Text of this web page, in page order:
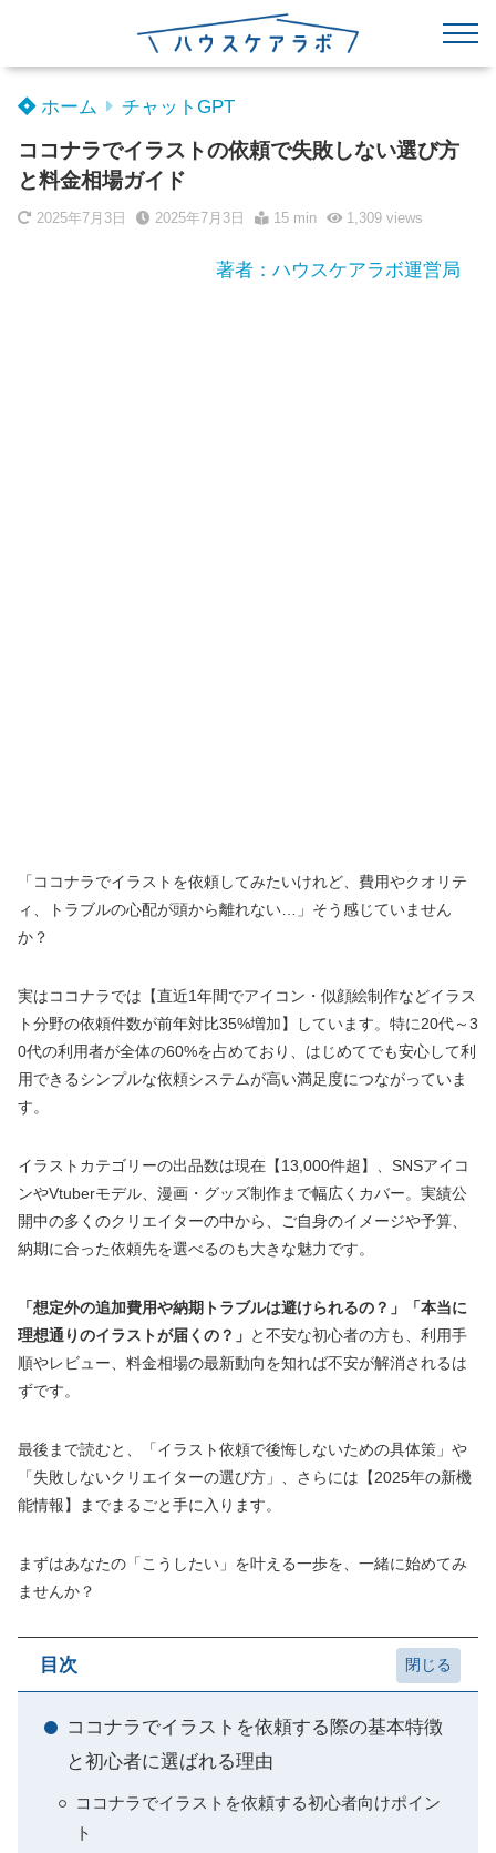
ホーム チャットGPT
ココナラでイラストの依頼で失敗しない選び方
と料金相場ガイド
2025年7月3日 2025年7月3日 15 min 1,309views
著者：ハウスケアラボ運営局
「ココナラでイラストを依頼してみたいけれど、費用やクオリテ
ィ、トラブルの心配が頭から離れない…」そう感じていません
か？
実はココナラでは【直近1年間でアイコン・似顔絵制作などイラス
ト分野の依頼件数が前年対比35%増加】しています。特に20代～3
0代の利用者が全体の60%を占めており、はじめてでも安心して利
用できるシンプルな依頼システムが高い満足度につながっていま
す。
イラストカテゴリーの出品数は現在【13,000件超】、SNSアイコ
ンやVtuberモデル、漫画・グッズ制作まで幅広くカバー。実績公
開中の多くのクリエイターの中から、ご自身のイメージや予算、
納期に合った依頼先を選べるのも大きな魅力です。
「想定外の追加費用や納期トラブルは避けられるの？」「本当に
理想通りのイラストが届くの？」 と不安な初心者の方も、利用手
順やレビュー、料金相場の最新動向を知れば不安が解消されるは
ずです。
最後まで読むと、「イラスト依頼で後悔しないための具体策」や
「失敗しないクリエイターの選び方」、さらには【2025年の新機
能情報】までまるごと手に入ります。
まずはあなたの「こうしたい」を叶える一歩を、一緒に始めてみ
ませんか？
目次
ココナラでイラストを依頼する際の基本特徴
と初心者に選ばれる理由
ココナラでイラストを依頼する初心者向けポイン
ト